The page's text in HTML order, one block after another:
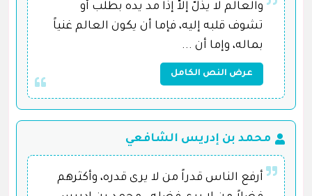
والعالم لا يذلّ إلاّ إذا مد يده بطلب أو
تشوف قلبه إليه، فإما أن يكون العالم غنياً
بماله، وإما أن ...
عرض النص الكامل
محمد بن إدريس الشافعي
أرفع الناس قدراً من لا يرى قدره، وأكثرهم